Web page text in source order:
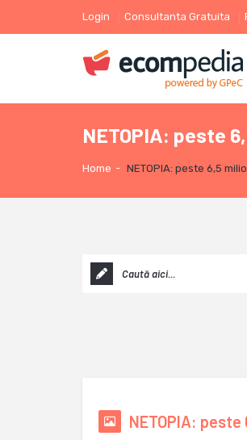
Login Consultanta Gratuita
NETOPIA: peste
Home - NETOPIA: peste 6,5
NETOPIA: